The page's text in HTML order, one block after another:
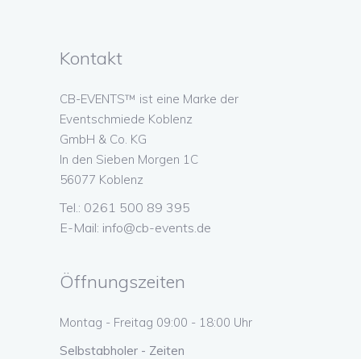
Kontakt
CB-EVENTS™ ist eine Marke der
Eventschmiede Koblenz
GmbH & Co. KG
In den Sieben Morgen 1C
56077 Koblenz
Tel.: 0261 500 89 395
E-Mail: info@cb-events.de
Öffnungszeiten
Montag - Freitag 09:00 - 18:00 Uhr
Selbstabholer - Zeiten